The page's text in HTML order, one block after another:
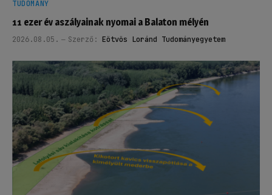
TUDOMÁNY
11 ezer év aszályainak nyomai a Balaton mélyén
2026.08.05. Szerző: Eötvös Loránd Tudományegyetem